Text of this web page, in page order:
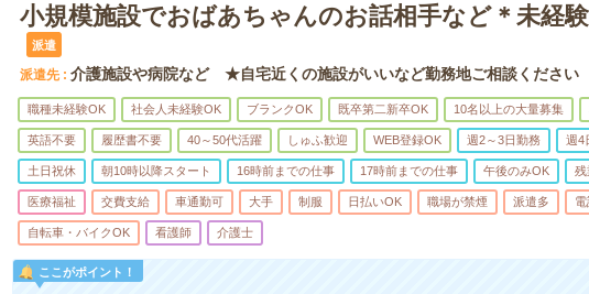
小規模施設でおばあちゃんのお話相手など＊未経
派遣
派遣先 介護施設や病院など ★自宅近くの施設がいいなど勤務地ご相談ください
職種未経験OK 社会人未経験OK ブランクOK 既卒第二新卒OK 10名以上の大量募集
英語不要 履歴書不要 40～50代活躍 しゅふ歓迎 WEB登録OK 週2～3日勤務 週4
土日祝休 朝10時以降スタート 16時前までの仕事 17時前までの仕事 午後のみOK 残
医療福祉 交費支給 車通勤可 大手 制服 日払いOK 職場が禁煙 派遣多
自転車・バイクOK 看護師 介護士
ここがポイント！